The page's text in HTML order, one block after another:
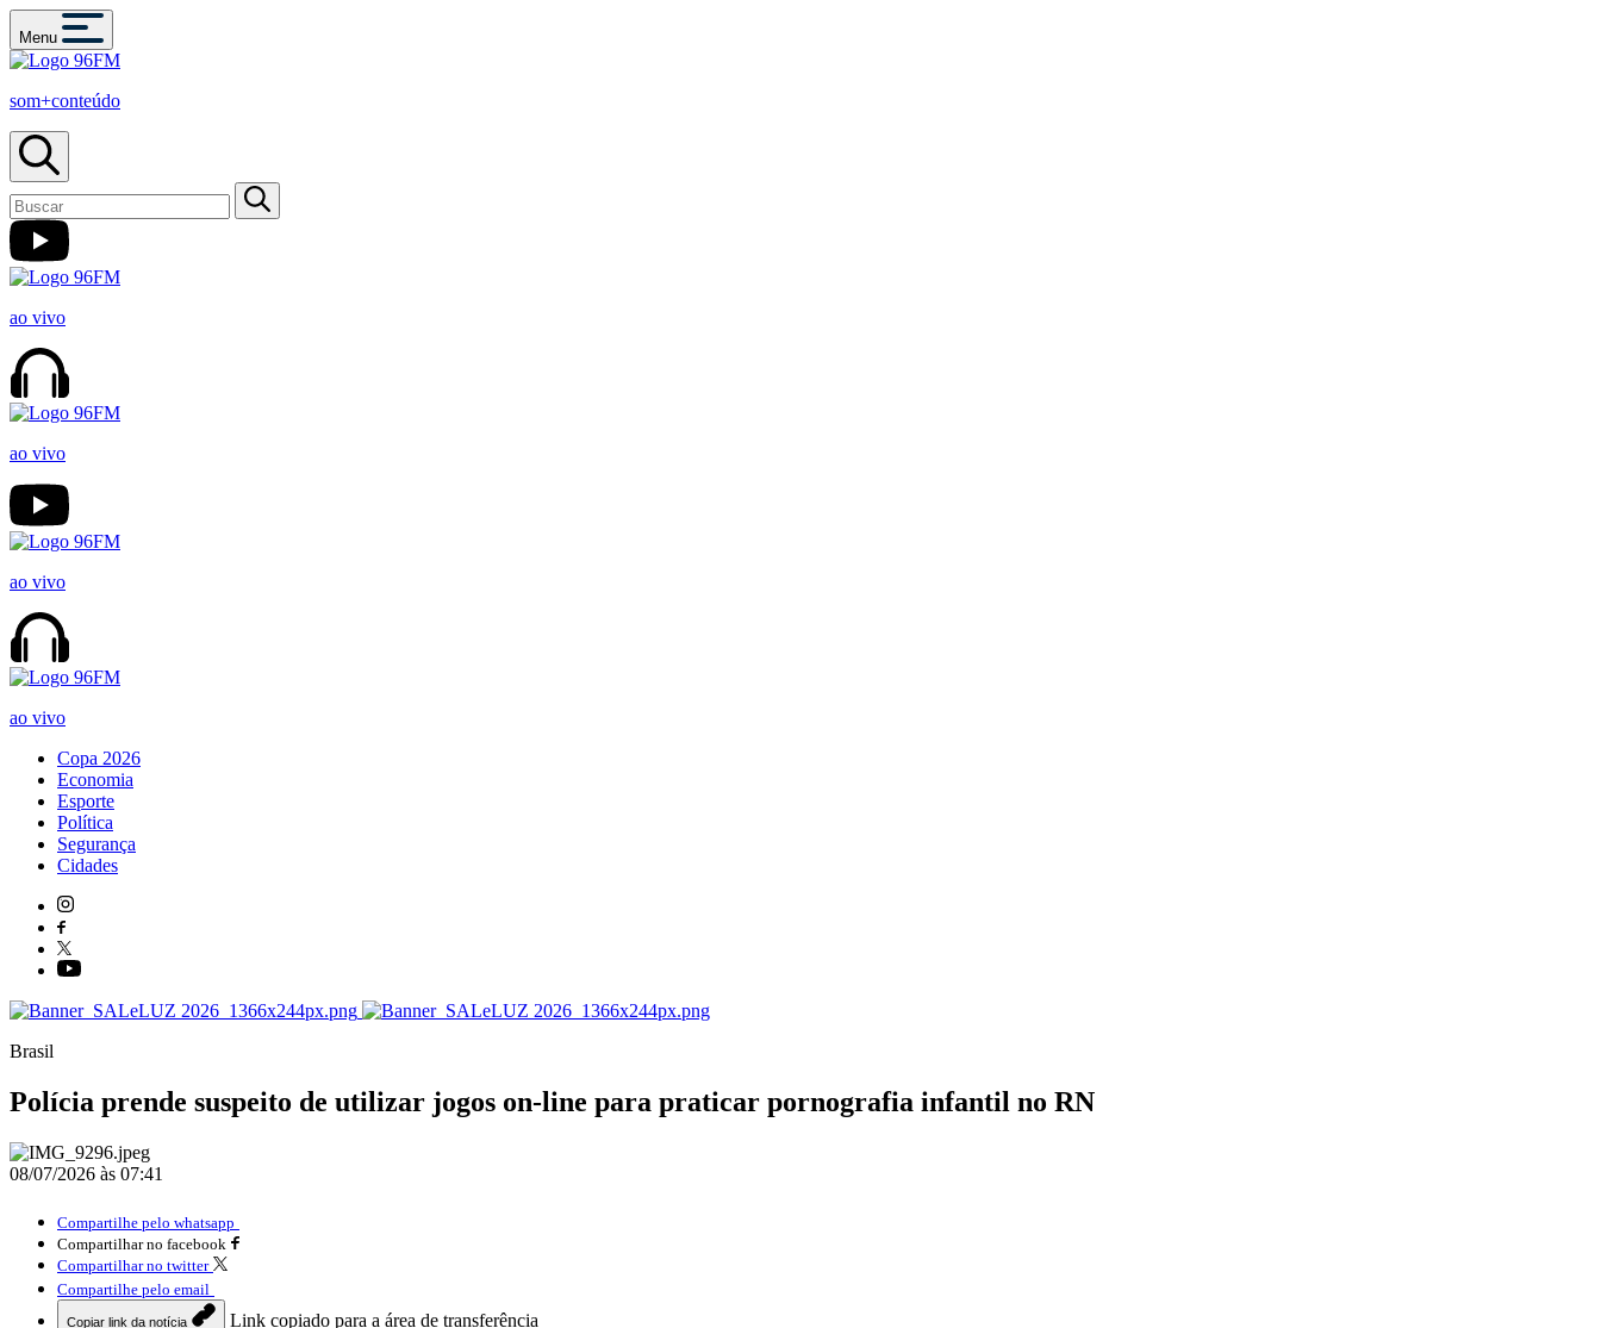
Menu
som+conteúdo
ao vivo
ao vivo
ao vivo
ao vivo
Copa 2026
Economia
Esporte
Política
Segurança
Cidades
Brasil
Polícia prende suspeito de utilizar jogos on-line para praticar pornografia infantil no RN
08/07/2026 às 07:41
Compartilhe pelo whatsapp
Compartilhar no facebook
Compartilhar no twitter
Compartilhe pelo email
Copiar link da notícia Link copiado para a área de transferência